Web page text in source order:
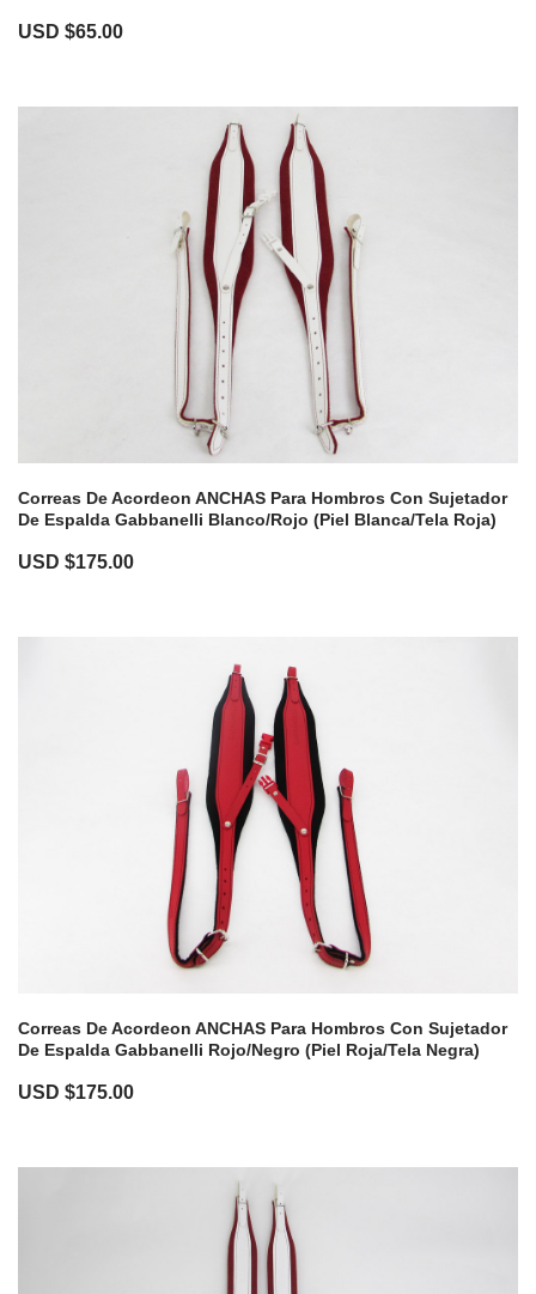
USD $65.00
Correas De Acordeon ANCHAS Para Hombros Con Sujetador
De Espalda Gabbanelli Blanco/Rojo (Piel Blanca/Tela Roja)
USD $175.00
Correas De Acordeon ANCHAS Para Hombros Con Sujetador
De Espalda Gabbanelli Rojo/Negro (Piel Roja/Tela Negra)
USD $175.00